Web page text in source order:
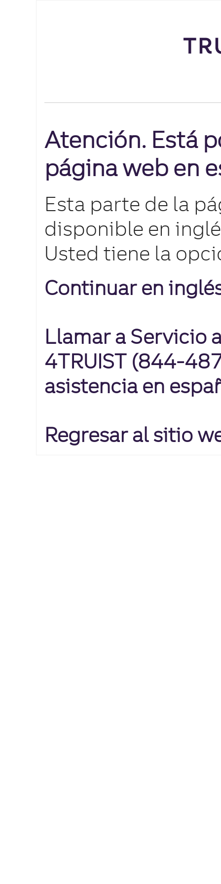
Atención. Está
página web en
Esta parte de la
disponible en
Usted tiene la
Continuar en
Llamar a Servicio
4TRUIST (844-
asistencia en
Regresar al sitio